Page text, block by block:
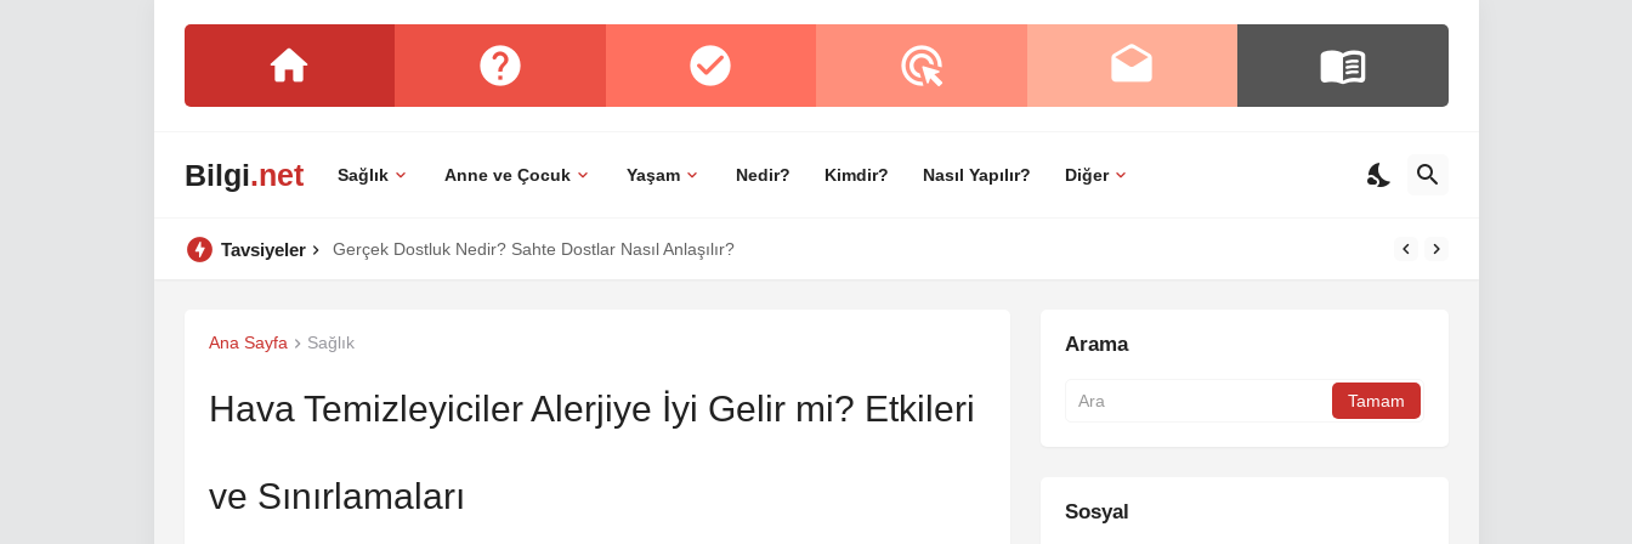
Bilgi.net Sağlık Anne ve Çocuk Yaşam Nedir? Kimdir? Nasıl Yapılır? Diğer
Tavsiyeler Gerçek Dostluk Nedir? Sahte Dostlar Nasıl Anlaşılır?
Ana Sayfa Sağlık
Hava Temizleyiciler Alerjiye İyi Gelir mi? Etkileri
ve Sınırlamaları
Arama
Sosyal